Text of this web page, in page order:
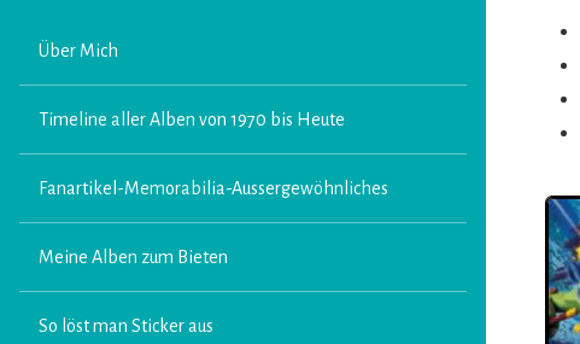
Über Mich
Timeline aller Alben von 1970 bis Heute
Fanartikel-Memorabilia-Aussergewöhnliches
Meine Alben zum Bieten
So löst man Sticker aus